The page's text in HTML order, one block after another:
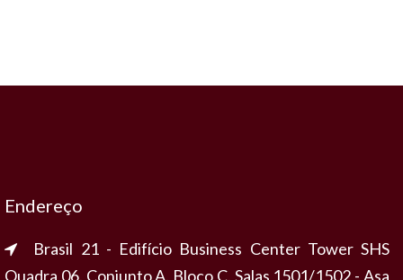
Endereço
Brasil 21 - Edifício Business Center Tower SHS
Quadra 06, Conjunto A, Bloco C, Salas 1501/1502 - Asa